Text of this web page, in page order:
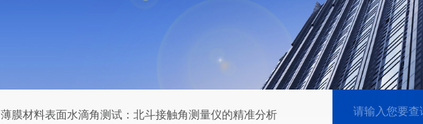
薄膜材料表面水滴角测试：北斗接触角测量仪的精准分析